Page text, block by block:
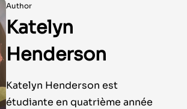
Author
Katelyn
Henderson
Katelyn Henderson est
étudiante en quatrième année